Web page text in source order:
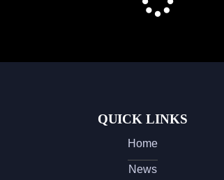
QUICK LINKS
Home
News